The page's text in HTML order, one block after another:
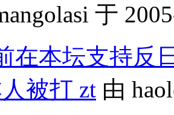
于
在本坛支持反
被打 zt 由